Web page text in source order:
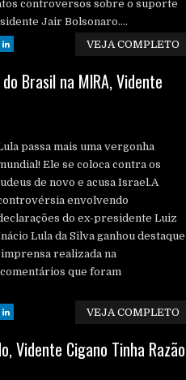
controversos sobre o suporte
Jair Bolsonaro....
VEJA COMPLETO
do Brasil na MlRA, Vidente
passa mais uma vergonha
Ele se coloca contra os
de novo e acusa Israel.A
envolvendo
do ex-presidente Luiz
Lula da Silva ganhou destaque
realizada na
que foram
VEJA COMPLETO
Vidente Cigano Tinha Razão